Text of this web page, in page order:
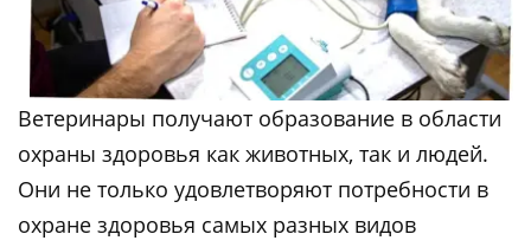
Ветеринары получают образование в области
охраны здоровья как животных, так и людей.
Они не только удовлетворяют потребности в
охране здоровья самых разных видов